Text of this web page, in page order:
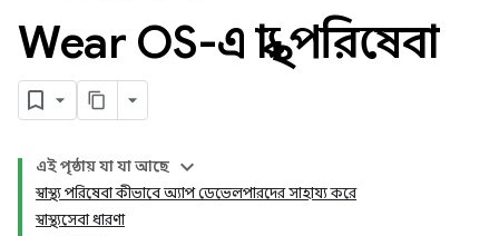
Wear OS-এ স্বাস্থ্য পরিষেবা
এই পৃষ্ঠায় যা যা আছে
স্বাস্থ্য পরিষেবা কীভাবে অ্যাপ ডেভেলপারদের সাহায্য করে
স্বাস্থ্যসেবা ধারণা